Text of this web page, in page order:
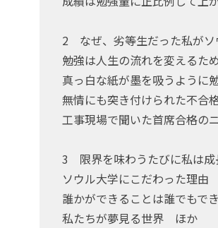
2 なぜ、劣等生だった私がソ
勉強は人生の流れを変えるた
真っ白な紙が墨を吸うように
無情にも突き付けられた不合
工事現場で聞いた首席合格
3 限界を味わうたびに私は成
ソウル大学にこだわった理由
誰かができることは誰でもで
私たちが夢見る世界 ほか